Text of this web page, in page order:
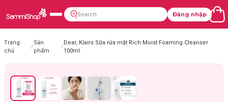
Đăng nhập
Trang
chủ
/
Sản
phẩm
/
Dear, Klairs Sữa rửa mặt Rich Moist Foaming Cleanser
100ml